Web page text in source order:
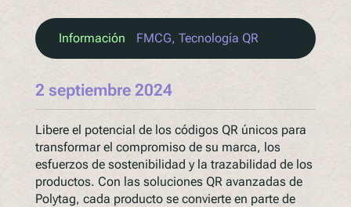
Información FMCG, Tecnología QR
2 septiembre 2024
Libere el potencial de los códigos QR únicos para
transformar el compromiso de su marca, los
esfuerzos de sostenibilidad y la trazabilidad de los
productos. Con las soluciones QR avanzadas de
Polytag, cada producto se convierte en parte de